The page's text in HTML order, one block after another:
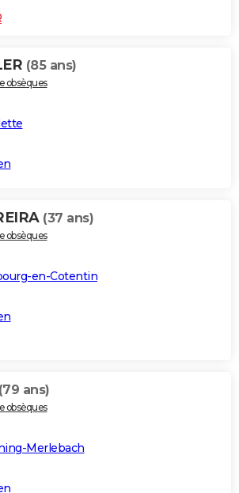
(85 ans)
obsèques
(37 ans)
obsèques
en-Cotentin
(79 ans)
obsèques
Merlebach